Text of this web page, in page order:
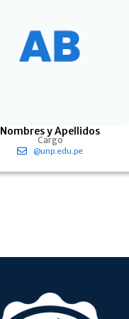
Nombres y Apellidos
Cargo
@unp.edu.pe